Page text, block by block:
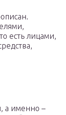
есть лицами,
а именно –